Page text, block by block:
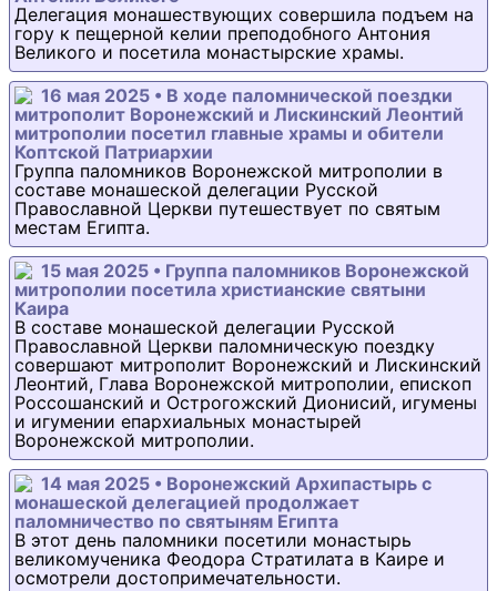
Делегация монашествующих совершила подъем на
гору к пещерной келии преподобного Антония
Великого и посетила монастырские храмы.
16 мая 2025 • В ходе паломнической поездки
митрополит Воронежский и Лискинский Леонтий
митрополии посетил главные храмы и обители
Коптской Патриархии
Группа паломников Воронежской митрополии в
составе монашеской делегации Русской
Православной Церкви путешествует по святым
местам Египта.
15 мая 2025 • Группа паломников Воронежской
митрополии посетила христианские святыни
Каира
В составе монашеской делегации Русской
Православной Церкви паломническую поездку
совершают митрополит Воронежский и Лискинский
Леонтий, Глава Воронежской митрополии, епископ
Россошанский и Острогожский Дионисий, игумены
и игумении епархиальных монастырей
Воронежской митрополии.
14 мая 2025 • Воронежский Архипастырь с
монашеской делегацией продолжает
паломничество по святыням Египта
В этот день паломники посетили монастырь
великомученика Феодора Стратилата в Каире и
осмотрели достопримечательности.